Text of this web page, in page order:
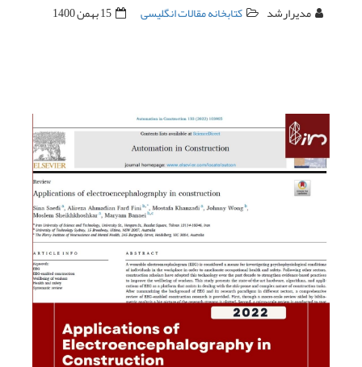
مدیرارشد کتابخانه مقالات انگلیسی 15 بهمن 1400